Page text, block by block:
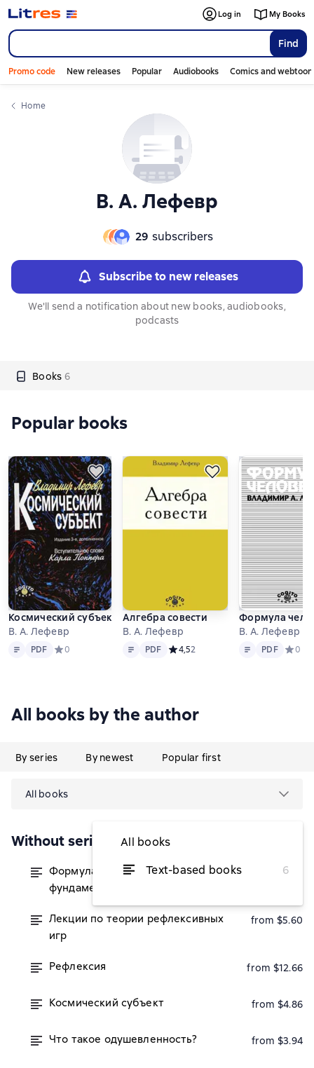
Find
Log in My Books
Promo code New releases Popular Audiobooks Comics and
Home
В. А. Лефевр
29 subscribers
Subscribe to new releases
We'll send a notification about new books, audiobooks,
podcasts
Books 6
Слайдер с книгами
Popular books
Космический субъект
В. А. Лефевр
Text PDF
PDF Средний рейтинг 0 на основе 0 оценок
0
Алгебра совести
В. А. Лефевр
Text PDF
PDF Средний рейтинг 4,5 на основе 2
4,52
Формула
В. А. Лефевр
Text PDF
PDF 0
All books by the author
By series By newest Popular first
All books
All books
Text-based books
6
Without series
Формула человека. Контуры
фундаментальной психологии
from $4.86
Лекции по теории рефлексивных
игр
from $5.60
Рефлексия from $12.66
Космический субъект from $4.86
Что такое одушевленность? from $3.94